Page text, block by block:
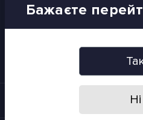
Підпишіться на
Бажаєте
Ні